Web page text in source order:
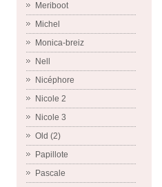
Meriboot
Michel
Monica-breiz
Nell
Nicéphore
Nicole 2
Nicole 3
Old (2)
Papillote
Pascale